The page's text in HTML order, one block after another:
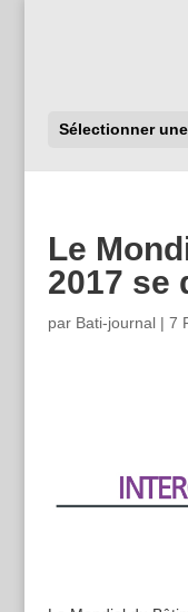
Sélectionner
Le
2017 se
par Bati-journal| 7